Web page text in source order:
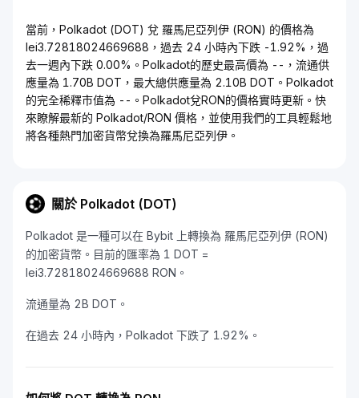
當前，Polkadot (DOT) 兌 羅馬尼亞列伊 (RON) 的價格為
lei3.72818024669688，過去 24 小時內下跌 -1.92%，過
去一週內下跌 0.00%。Polkadot的歷史最高價為 --，流通供
應量為 1.70B DOT，最大總供應量為 2.10B DOT。Polkadot
的完全稀釋市值為 --。Polkadot兌RON的價格實時更新。快
來瞭解最新的 Polkadot/RON 價格，並使用我們的工具輕鬆地
將各種熱門加密貨幣兌換為羅馬尼亞列伊。
關於 Polkadot (DOT)
Polkadot 是一種可以在 Bybit 上轉換為 羅馬尼亞列伊 (RON)
的加密貨幣。目前的匯率為 1 DOT =
lei3.72818024669688 RON。
流通量為 2B DOT。
在過去 24 小時內，Polkadot 下跌了 1.92%。